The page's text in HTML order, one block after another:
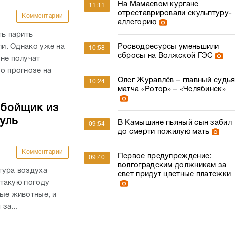
Комментарии
парить
Однако уже на
получат
прогнозе на
из
Комментарии
воздуха
погоду
животные, и
за...
11:11
На Мамаевом кургане
отреставрировали скульптуру-
аллегорию
10:58
Росводресурсы уменьшили
сбросы на Волжской ГЭС
10:24
Олег Журавлёв – главный судья
матча «Ротор» – «Челябинск»
09:54
В Камышине пьяный сын забил
до смерти пожилую мать
09:40
Первое предупреждение:
волгоградским должникам за
свет придут цветные платежки